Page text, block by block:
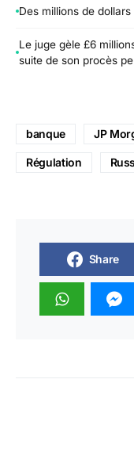
Des millions de
Le juge gèle £6
suite de son procès
banque JP
Régulation
Share